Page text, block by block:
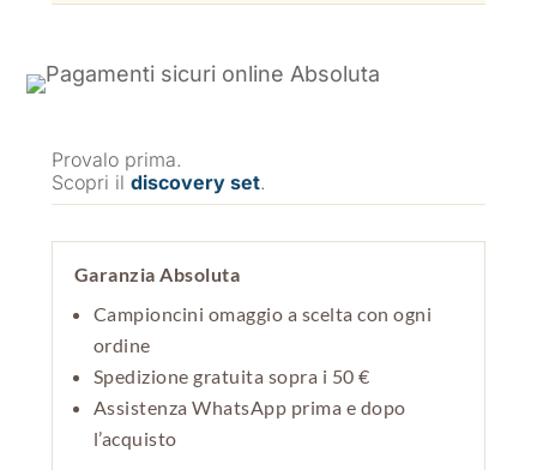
Provalo prima.
Scopri il discovery set.
Garanzia Absoluta
Campioncini omaggio a scelta con ogni
ordine
Spedizione gratuita sopra i 50 €
Assistenza WhatsApp prima e dopo
l’acquisto